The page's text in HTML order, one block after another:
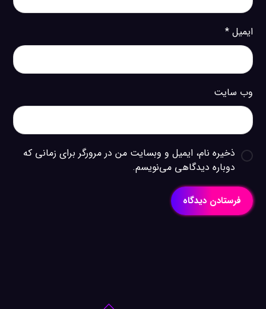
ایمیل*
وب‌ سایت
ذخیره نام، ایمیل و وبسایت من در مرورگر برای زمانی که
دوباره دیدگاهی می‌نویسم.
فرستادن دیدگاه